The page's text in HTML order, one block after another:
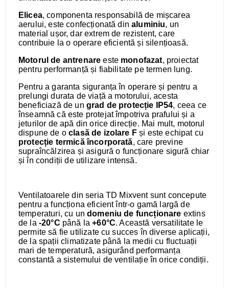
Elicea, componenta responsabilă de mișcarea
aerului, este confecționată dinaluminiu, un
material ușor, dar extrem de rezistent, care
contribuie la o operare eficientă și silențioasă.
Motorul de antrenare este monofazat, proiectat
pentru performanță și fiabilitate pe termen lung.
Pentru a garanta siguranța în operare și pentru a
prelungi durata de viață a motorului, acesta
beneficiază de un grad de protecție IP54, ceea ce
înseamnă că este protejat împotriva prafului și a
jeturilor de apă din orice direcție. Mai mult, motorul
dispune de oclasă de izolare Fși este echipat cu
protecție termică încorporată, care previne
supraîncălzirea și asigură o funcționare sigură chiar
și în condiții de utilizare intensă.
Ventilatoarele din seria TD Mixvent sunt concepute
pentru a funcționa eficient într-o gamă largă de
temperaturi, cu undomeniu de funcționare extins
de la -20°C până la +60°C. Această versatilitate le
permite să fie utilizate cu succes în diverse aplicații,
de la spații climatizate până la medii cu fluctuații
mari de temperatură, asigurând performanța
constantă a sistemului de ventilație în orice condiții.